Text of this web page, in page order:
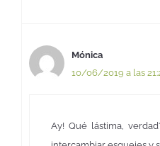
Mónica
10/06/2019 a las
Ay! Qué lástima,